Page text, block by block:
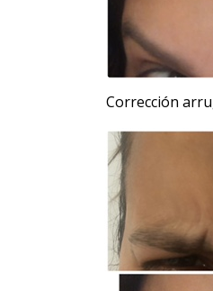
Corrección